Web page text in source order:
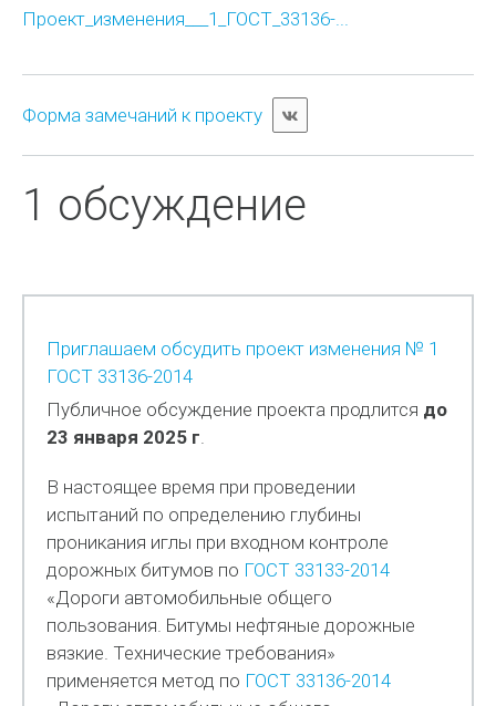
Проект_изменения___1_ГОСТ_33136-...
Форма замечаний к проекту
1 обсуждение
Приглашаем обсудить проект изменения № 1
ГОСТ 33136-2014
Публичное обсуждение проекта продлится до
23 января 2025 г.
В настоящее время при проведении
испытаний по определению глубины
проникания иглы при входном контроле
дорожных битумов по ГОСТ 33133-2014
«Дороги автомобильные общего
пользования. Битумы нефтяные дорожные
вязкие. Технические требования»
применяется метод по ГОСТ 33136-2014